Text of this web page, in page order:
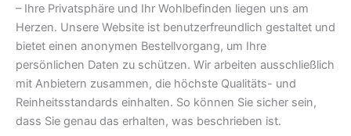
– Ihre Privatsphäre und Ihr Wohlbefinden liegen uns am
Herzen. Unsere Website ist benutzerfreundlich gestaltet und
bietet einen anonymen Bestellvorgang, um Ihre
persönlichen Daten zu schützen. Wir arbeiten ausschließlich
mit Anbietern zusammen, die höchste Qualitäts- und
Reinheitsstandards einhalten. So können Sie sicher sein,
dass Sie genau das erhalten, was beschrieben ist.